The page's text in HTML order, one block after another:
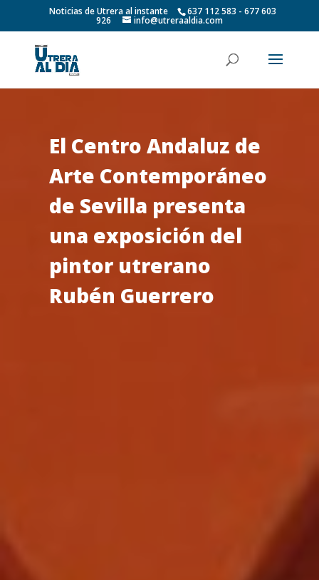
Noticias de Utrera al instante 637 112 583 - 677 603
926 info@utreraaldia.com
El Centro Andaluz de
Arte Contemporáneo
de Sevilla presenta
una exposición del
pintor utrerano
Rubén Guerrero